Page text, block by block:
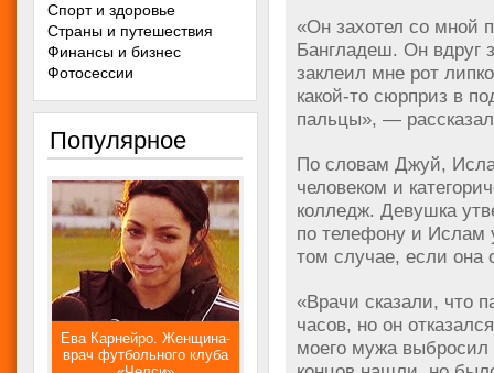
«Он захотел со мной
Бангладеш. Он вдруг
заклеил мне рот
какой-то сюрприз в
пальцы», —
По словам Джуй,
человеком и
колледж. Девушка
по телефону и Ислам
том случае, если она
«Врачи сказали, что
часов, но он
моего мужа
Спорт и здоровье
Страны и путешествия
Финансы и бизнес
Фотосессии
Популярное
Ева Карнейро. Женщина-
врач футбольного клуба